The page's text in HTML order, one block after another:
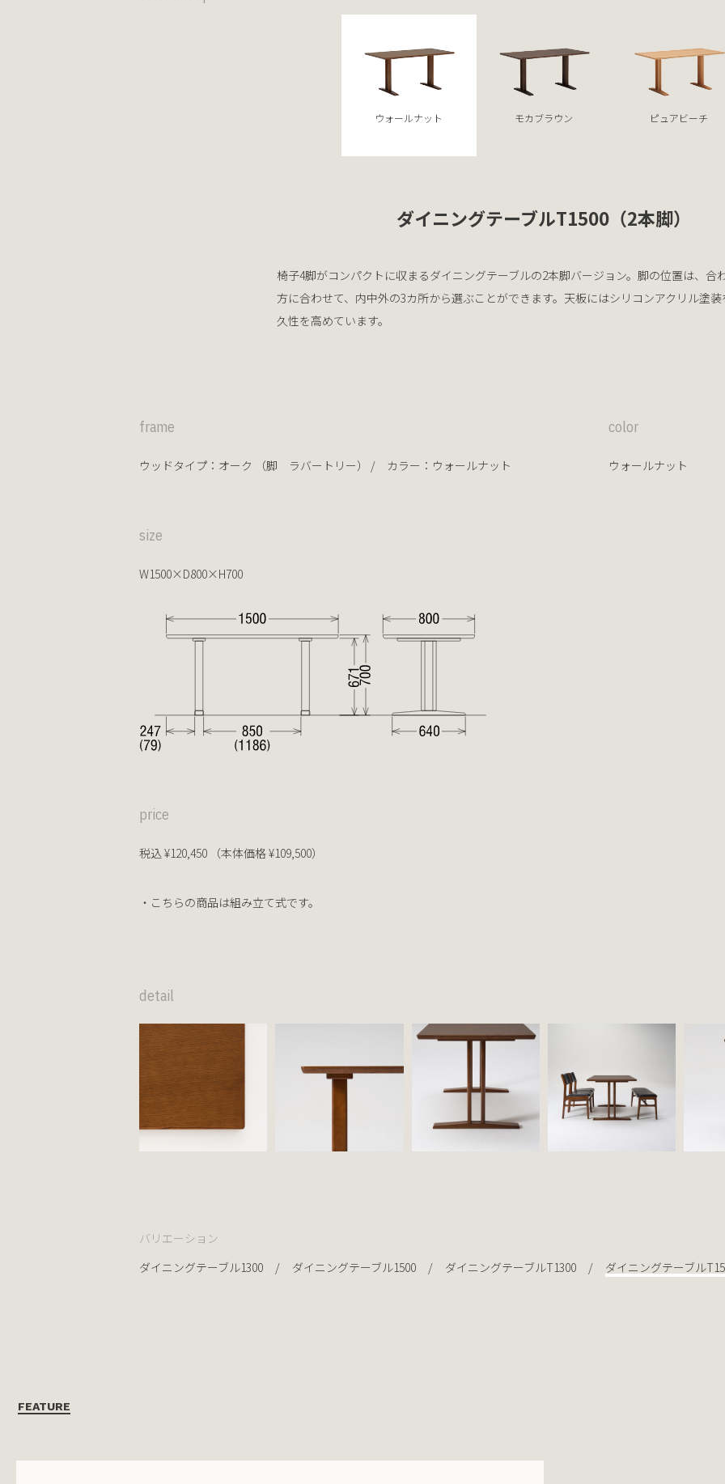
ウォールナット モカブラウン ピュアビーチ
ダイニングテーブルT1500（2本脚）
椅子4脚がコンパクトに収まるダイニングテーブルの2本脚バージョン。脚の位置は、合
方に合わせて、内中外の3カ所から選ぶことができます。天板にはシリコンアクリル塗
久性を高めています。
frame
ウッドタイプ： オーク （脚 ラバートリー） / カラー： ウォールナット
color
ウォールナット
size
W1500×D800×H700
price
税込 ¥120,450 （本体価格 ¥109,500）
・こちらの商品は組み立て式です。
detail
バリエーション
ダイニングテーブル1300
ダイニングテーブル1500 ダイニングテーブルT1300 ダイニングテーブル
FEATURE